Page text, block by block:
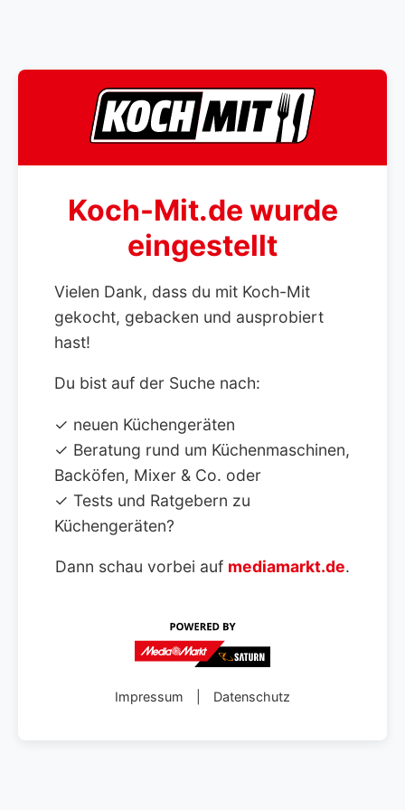
Koch-Mit.de wurde
eingestellt
Vielen Dank, dass du mit Koch-Mit
gekocht, gebacken und ausprobiert
hast!
Du bist auf der Suche nach:
✓ neuen Küchengeräten
✓ Beratung rund um Küchenmaschinen,
Backöfen, Mixer & Co. oder
✓ Tests und Ratgebern zu
Küchengeräten?
Dann schau vorbei auf mediamarkt.de.
Impressum Datenschutz